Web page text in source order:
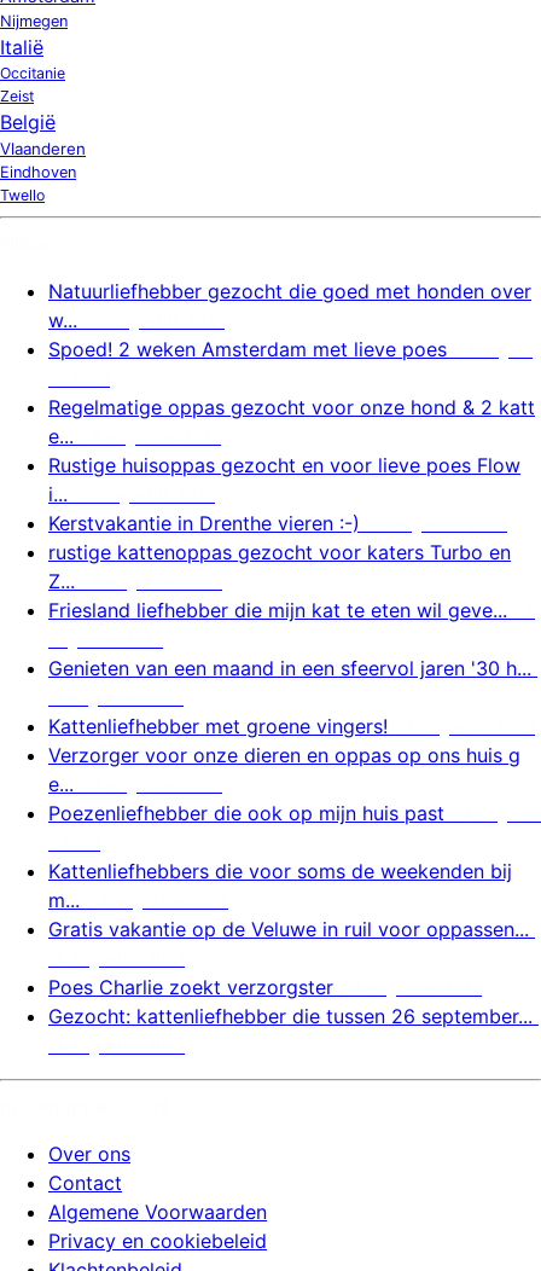
Nijmegen
Italië
Occitanie
Zeist
België
Vlaanderen
Eindhoven
Twello
Natuurliefhebber gezocht die goed met honden over
w...
Spoed! 2 weken Amsterdam met lieve poes
Regelmatige oppas gezocht voor onze hond & 2 katt
e...
Rustige huisoppas gezocht en voor lieve poes Flow
i...
Kerstvakantie in Drenthe vieren :-)
rustige kattenoppas gezocht voor katers Turbo en
Z...
Friesland liefhebber die mijn kat te eten wil geve...
Genieten van een maand in een sfeervol jaren '30 h...
Kattenliefhebber met groene vingers!
Verzorger voor onze dieren en oppas op ons huis g
e...
Poezenliefhebber die ook op mijn huis past
Kattenliefhebbers die voor soms de weekenden bij
m...
Gratis vakantie op de Veluwe in ruil voor oppassen...
Poes Charlie zoekt verzorgster
Gezocht: kattenliefhebber die tussen 26 september...
Over ons
Contact
Algemene Voorwaarden
Privacy en cookiebeleid